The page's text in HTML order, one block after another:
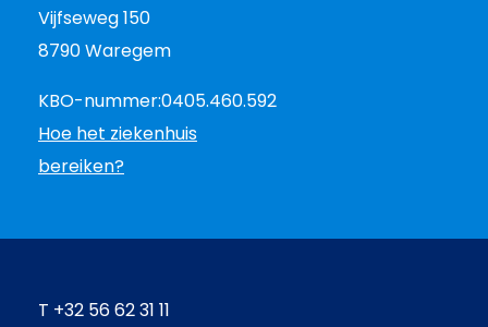
Vijfseweg 150
8790 Waregem
KBO-nummer:0405.460.592
Hoe het ziekenhuis
bereiken?
T +32 56 62 31 11